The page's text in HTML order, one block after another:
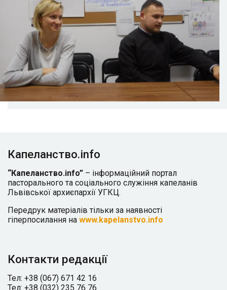
Капеланство.info
“Капеланство.info” – інформаційний портал
пасторального та соціального служіння капеланів
Львівської архиєпархії УГКЦ.
Передрук матеріалів тільки за наявності
гіперпосилання на www.kapelanstvo.info
Контакти редакції
Тел: +38 (067) 671 42 16
Тел: +38 (032) 235 76 76